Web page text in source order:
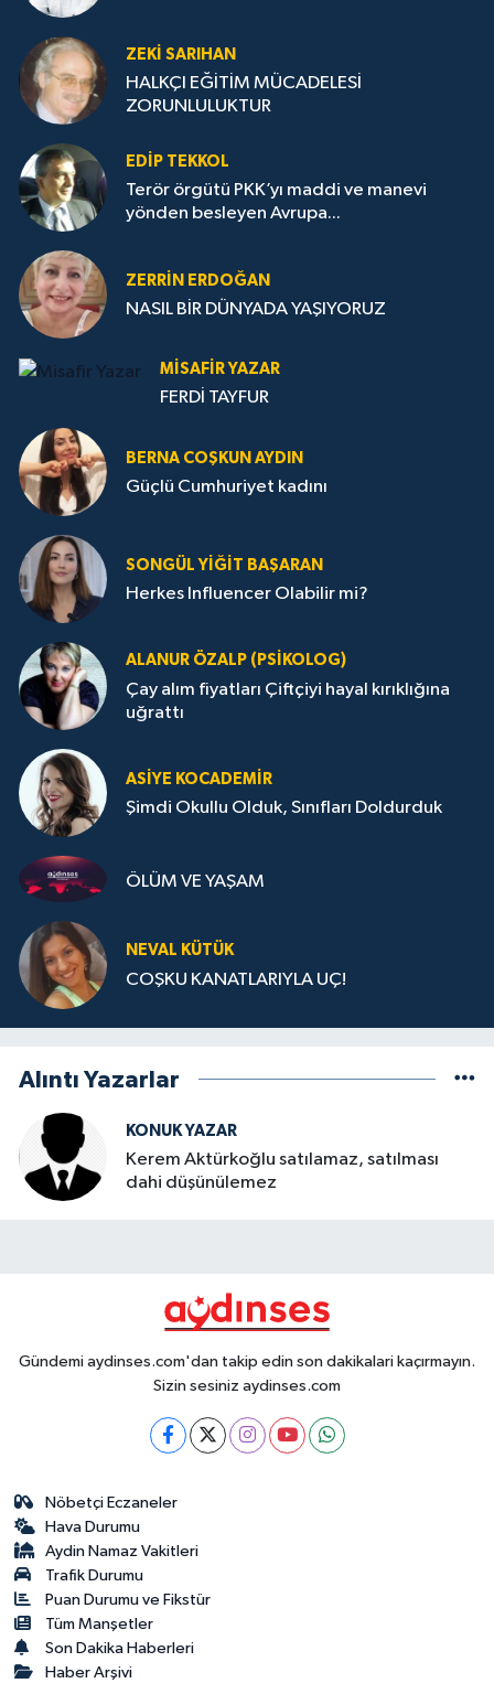
ZEKI SARIHAN
HALKÇI EĞİTİM MÜCADELESİ
ZORUNLULUKTUR
EDIP TEKKOL
Terör örgütü PKK’yı maddi ve manevi
yönden besleyen Avrupa...
ZERRIN ERDOĞAN
NASIL BİR DÜNYADA YAŞIYORUZ
MISAFIR YAZAR
FERDİ TAYFUR
BERNA COŞKUN AYDIN
Güçlü Cumhuriyet kadını
SONGÜL YIĞIT BAŞARAN
Herkes Influencer Olabilir mi?
ALANUR ÖZALP (PSIKOLOG)
Çay alım fiyatları Çiftçiyi hayal kırıklığına
uğrattı
ASIYE KOCADEMİR
Şimdi Okullu Olduk, Sınıfları Doldurduk
ÖLÜM VE YAŞAM
NEVAL KÜTÜK
COŞKU KANATLARIYLA UÇ!
Alıntı Yazarlar
KONUK YAZAR
Kerem Aktürkoğlu satılamaz, satılması
dahi düşünülemez
Gündemi aydinses.com'dan takip edin son dakikalari kaçırmayın.
Sizin sesiniz aydinses.com
Nöbetçi Eczaneler
Hava Durumu
Aydin Namaz Vakitleri
Trafik Durumu
Puan Durumu ve Fikstür
Tüm Manşetler
Son Dakika Haberleri
Haber Arşivi